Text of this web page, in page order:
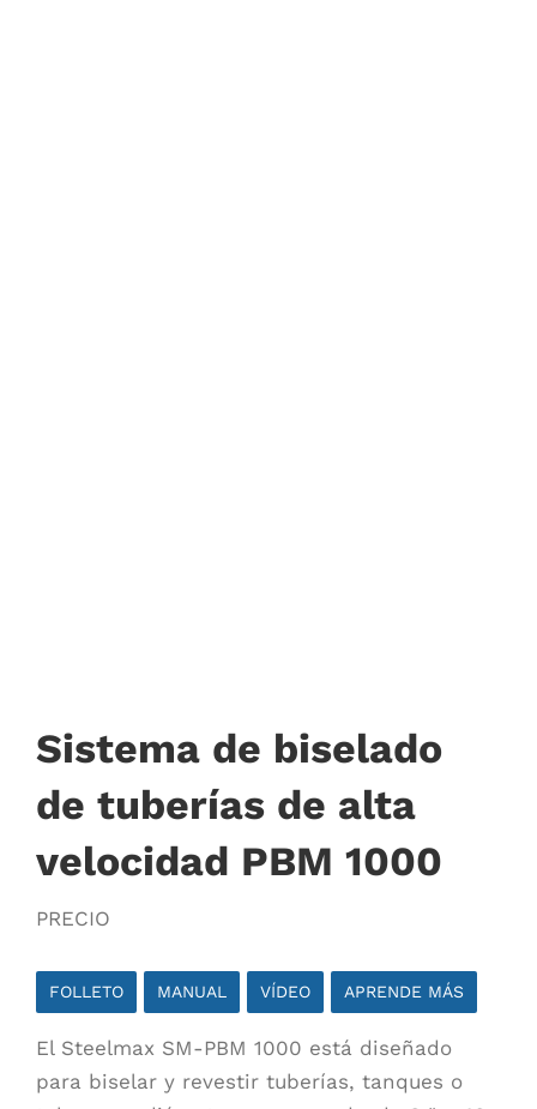
Sistema de biselado
de tuberías de alta
velocidad PBM 1000
PRECIO
FOLLETO MANUAL VÍDEO APRENDE MÁS
El Steelmax SM-PBM 1000 está diseñado
para biselar y revestir tuberías, tanques o